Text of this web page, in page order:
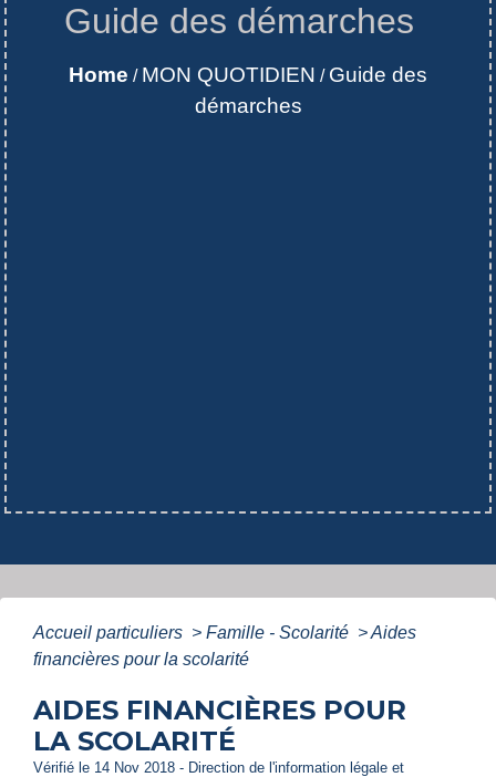
Guide des démarches
Home / MON QUOTIDIEN / Guide des
démarches
Accueil particuliers > Famille - Scolarité >Aides
financières pour la scolarité
AIDES FINANCIÈRES POUR
LA SCOLARITÉ
Vérifié le 14 Nov 2018 - Direction de l'information légale et